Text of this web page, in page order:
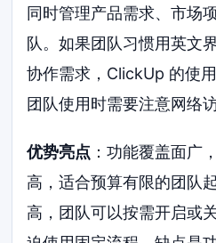
同时管理产品需求、市场
队。如果团队习惯用英文
协作需求，ClickUp 的使
团队使用时需要注意网络
优势亮点 ：功能覆盖面广
高，适合预算有限的团队
高，团队可以按需开启或